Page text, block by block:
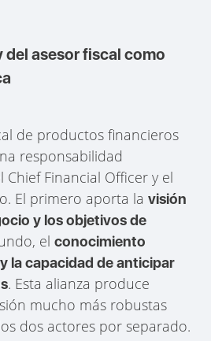
del asesor fiscal como
de productos financieros
responsabilidad
Financial Officer y el
El primero aporta lavisión
y los objetivos de
elconocimiento
la capacidad de anticipar
. Esta alianza produce
mucho más robustas
dos actores por separado.